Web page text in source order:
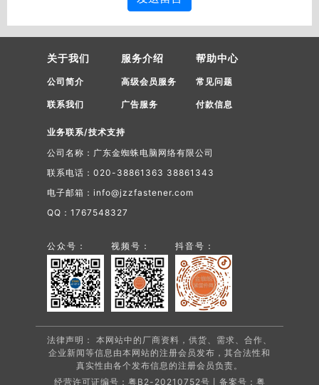
关于我们
公司简介
联系我们
服务介绍
高级会员服务
广告服务
帮助中心
常见问题
付款信息
业务联系/技术支持
公司名称：广东金蜘蛛电脑网络有限公司
联系电话：020-38861363 38861343
电子邮箱：info@jzzfastener.com
QQ：1767548327
公众号： 视频号： 抖音号：
法律声明： 本网站中的厂商资料，供货、需求、合作、
企业新闻等信息由本网站的注册会员发布，其合法性和
真实性由各个发布信息的注册会员负责。
经营许可证编号：粤B2-20210752号丨备案号： 粤